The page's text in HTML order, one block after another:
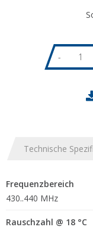
-
Technische
Frequenzbereich
430..440 MHz
Rauschzahl @ 18 °C